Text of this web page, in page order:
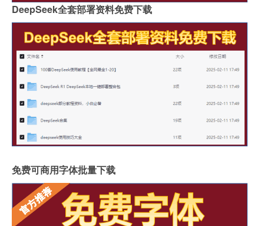
DeepSeek全套部署资料免费下载
免费可商用字体批量下载